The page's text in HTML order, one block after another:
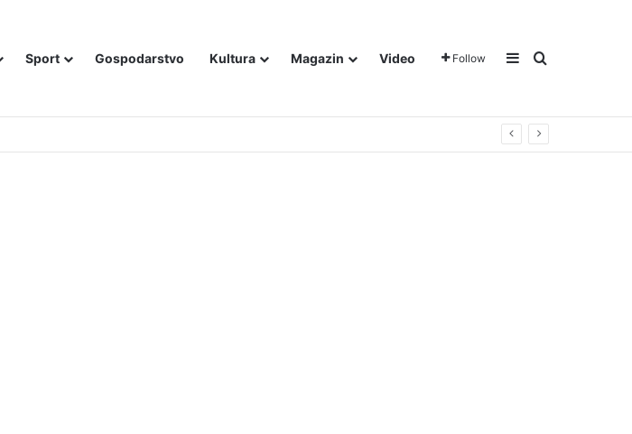
Sport Gospodarstvo Kultura Magazin Video Follow Sidebar
Traži
tijelo pred ostalim zarobljenicima logora u Dalju!